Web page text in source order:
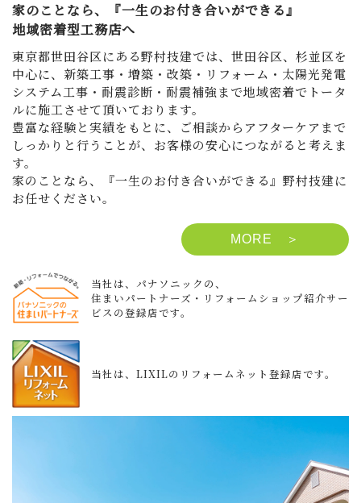
家のことなら、『一生のお付き合いができる』
地域密着型工務店へ
東京都世田谷区にある野村技建では、世田谷区、杉並区を
中心に、新築工事・増築・改築・リフォーム・太陽光発電
システム工事・耐震診断・耐震補強まで地域密着でトータ
ルに施工させて頂いております。
豊富な経験と実績をもとに、ご相談からアフターケアまで
しっかりと行うことが、お客様の安心につながると考えま
す。
家のことなら、『一生のお付き合いができる』野村技建に
お任せください。
MORE ＞
当社は、パナソニックの、
住まいパートナーズ・リフォームショップ紹介サー
ビスの登録店です。
当社は、LIXILのリフォームネット登録店です。